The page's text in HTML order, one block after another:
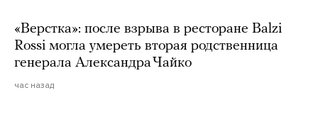
«Верстка»: после взрыва в ресторане Balzi
Rossi могла умереть вторая родственница
генерала Александра Чайко
час назад